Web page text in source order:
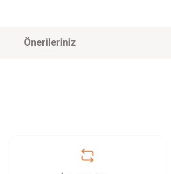
Önerileriniz